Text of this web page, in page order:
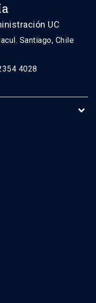
UC
Santiago, Chile
4028